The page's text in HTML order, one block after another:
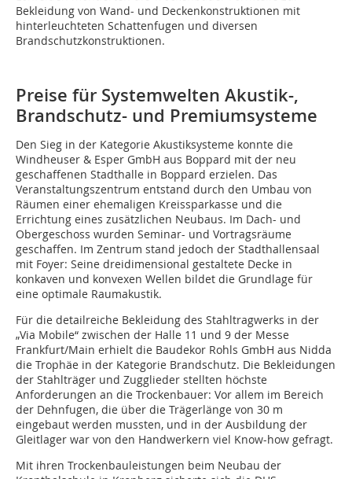
Bekleidung von Wand- und Deckenkonstruktionen mit
hinterleuchteten Schattenfugen und diversen
Brandschutzkonstruktionen.
Preise für Systemwelten Akustik-,
Brandschutz- und Premiumsysteme
Den Sieg in der Kategorie Akustiksysteme konnte die
Windheuser & Esper GmbH aus Boppard mit der neu
geschaffenen Stadthalle in Boppard erzielen. Das
Veranstaltungszentrum entstand durch den Umbau von
Räumen einer ehemaligen Kreissparkasse und die
Errichtung eines zusätzlichen Neubaus. Im Dach- und
Obergeschoss wurden Seminar- und Vortragsräume
geschaffen. Im Zentrum stand jedoch der Stadthallensaal
mit Foyer: Seine dreidimensional gestaltete Decke in
konkaven und konvexen Wellen bildet die Grundlage für
eine optimale Raumakustik.
Für die detailreiche Bekleidung des Stahltragwerks in der
„Via Mobile“ zwischen der Halle 11 und 9 der Messe
Frankfurt/Main erhielt die Baudekor Rohls GmbH aus Nidda
die Trophäe in der Kategorie Brandschutz. Die Bekleidungen
der Stahlträger und Zugglieder stellten höchste
Anforderungen an die Trockenbauer: Vor allem im Bereich
der Dehnfugen, die über die Trägerlänge von 30 m
eingebaut werden mussten, und in der Ausbildung der
Gleitlager war von den Handwerkern viel Know-how gefragt.
Mit ihren Trockenbauleistungen beim Neubau der